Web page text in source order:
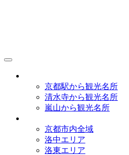
京都駅から観光名所
清水寺から観光名所
嵐山から観光名所
京都市内全域
洛中エリア
洛東エリア